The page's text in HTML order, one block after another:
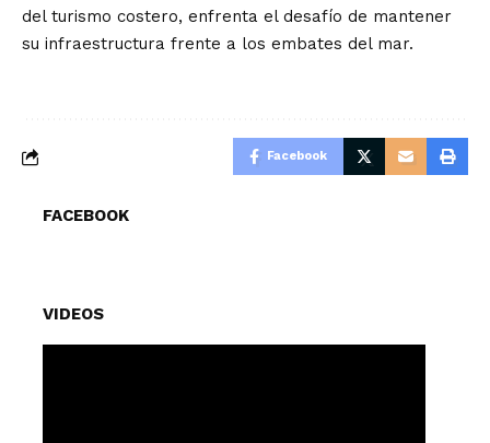
del turismo costero, enfrenta el desafío de mantener
su infraestructura frente a los embates del mar.
Facebook
FACEBOOK
VIDEOS